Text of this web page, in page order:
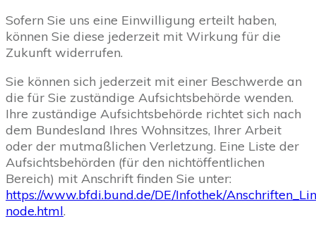
Sofern Sie uns eine Einwilligung erteilt haben,
können Sie diese jederzeit mit Wirkung für die
Zukunft widerrufen.
Sie können sich jederzeit mit einer Beschwerde an
die für Sie zuständige Aufsichtsbehörde wenden.
Ihre zuständige Aufsichtsbehörde richtet sich nach
dem Bundesland Ihres Wohnsitzes, Ihrer Arbeit
oder der mutmaßlichen Verletzung. Eine Liste der
Aufsichtsbehörden (für den nichtöffentlichen
Bereich) mit Anschrift finden Sie unter:
https://www.bfdi.bund.de/DE/Infothek/
node.html.